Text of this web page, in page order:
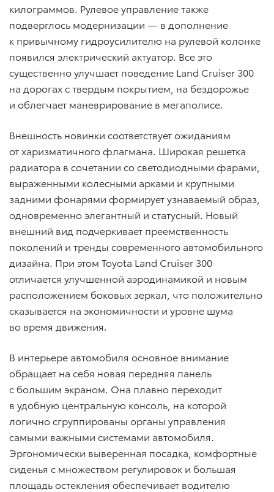
килограммов. Рулевое управление также
подверглось модернизации — в дополнение
к привычному гидроусилителю на рулевой колонке
появился электрический актуатор. Все это
существенно улучшает поведение Land Cruiser 300
на дорогах с твердым покрытием, на бездорожье
и облегчает маневрирование в мегаполисе.
Внешность новинки соответствует ожиданиям
от харизматичного флагмана. Широкая решетка
радиатора в сочетании со светодиодными фарами,
выраженными колесными арками и крупными
задними фонарями формирует узнаваемый образ,
одновременно элегантный и статусный. Новый
внешний вид подчеркивает преемственность
поколений и тренды современного автомобильного
дизайна. При этом Toyota Land Cruiser 300
отличается улучшенной аэродинамикой и новым
расположением боковых зеркал, что положительно
сказывается на экономичности и уровне шума
во время движения.
В интерьере автомобиля основное внимание
обращает на себя новая передняя панель
с большим экраном. Она плавно переходит
в удобную центральную консоль, на которой
логично сгруппированы органы управления
самыми важными системами автомобиля.
Эргономически выверенная посадка, комфортные
сиденья с множеством регулировок и большая
площадь остекления обеспечивает водителю